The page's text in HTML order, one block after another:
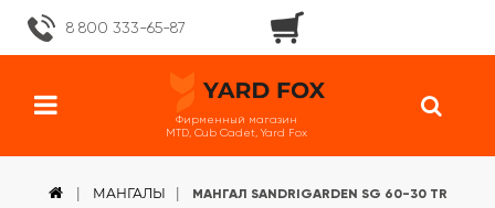
8 800 333-65-87
Фирменный магазин
MTD, Cub Cadet, Yard Fox
МАНГАЛЫ МАНГАЛ SANDRIGARDEN SG 60-30 TR